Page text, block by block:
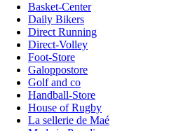
Basket-Center
Daily Bikers
Direct Running
Direct-Volley
Foot-Store
Galoppostore
Golf and co
Handball-Store
House of Rugby
La sellerie de Maé